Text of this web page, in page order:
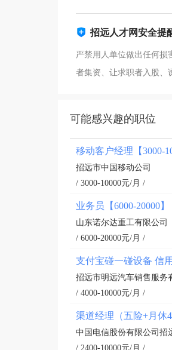
招远人才网安全提
严禁用人单位做出任何损
者集资、让求职者入股、
可能感兴趣的职位
移动客户经理【3000-
招远市中国移动公司
/ 3000-10000元/月 /
业务员【6000-20000】
山东诺尔达重工有限公司
/ 6000-20000元/月 /
支付宝碰一碰设备 信
招远市明远汽车销售服务
/ 4000-10000元/月 /
渠道经理（五险+月休4
中国电信股份有限公司招
/ 2400-10000元/月 /